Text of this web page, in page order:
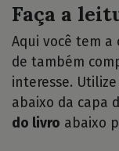
Faça a
Aqui você tem
de também
interesse.
abaixo da capa
do livro abaixo